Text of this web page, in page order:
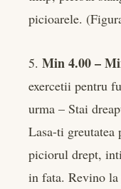
picioarele.
5. Min 4.00 –
exercetii pentru
urma – Stai
Lasa-ti greutatea
piciorul drept,
in fata. Revino